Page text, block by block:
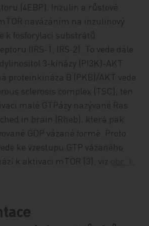
(4EBP). Inzulin a růstové
navázáním na inzulinový
k fosforylaci substrátů
(IRS-1, IRS-2). To vede dále
3-kinázy (PI3K)-AKT
proteinkináza B (PKB)/AKT vede
sclerosis complex (TSC); ten
malé GTPázy nazývané Ras
in brain (Rheb), která pak
GDP vázané formě. Proto
ke vzestupu GTP vázaného
k aktivaci mTOR [3], viz